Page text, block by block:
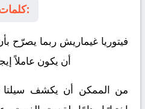
كلمات المدرب قبل المواجهة:
فيتوريا غيماريش ربما يصرّح
أن يكون عاملاً
من الممكن أن يكشف سيلتا